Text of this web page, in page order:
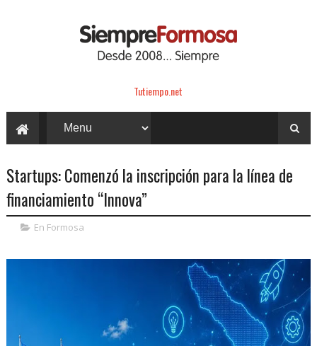
Tutiempo.net
Startups: Comenzó la inscripción para la línea de
financiamiento “Innova”
En Formosa